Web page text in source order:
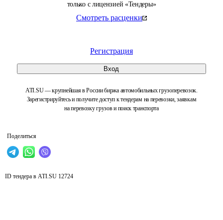
только с лицензией «Тендеры»
Смотреть расценки
Регистрация
Вход
ATI.SU — крупнейшая в России биржа автомобильных грузоперевозок.
Зарегистрируйтесь и получите доступ к тендерам на перевозки, заявкам
на перевозку грузов и поиск транспорта
Поделиться
ID тендера в ATI.SU 12724